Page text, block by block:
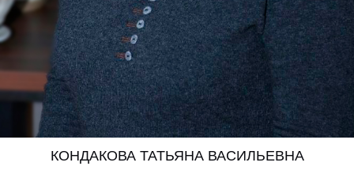
КОНДАКОВА ТАТЬЯНА ВАСИЛЬЕВНА